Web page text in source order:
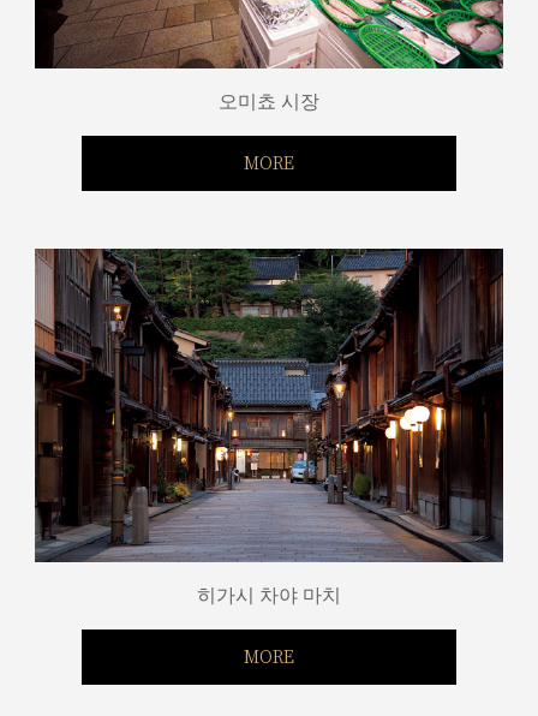
오미쵸 시장
MORE
히가시 차야 마치
MORE